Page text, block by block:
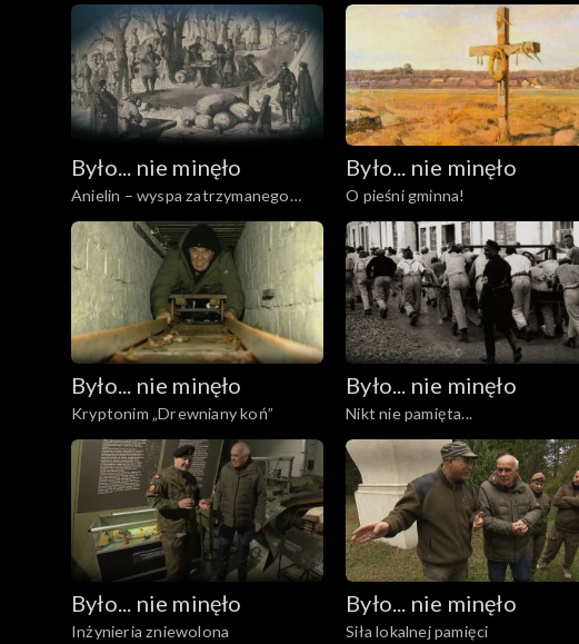
Było... nie minęło
Anielin – wyspa zatrzymanego
czasu
Było... nie minęło
O pieśni gminna!
Było... nie minęło
Kryptonim „Drewniany koń”
Było... nie minęło
Nikt nie pamięta...
Było... nie minęło
Inżynieria zniewolona
Było... nie minęło
Siła lokalnej pamięci